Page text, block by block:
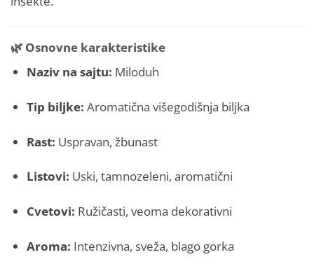
🌿 Osnovne karakteristike
Naziv na sajtu: Miloduh
Tip biljke: Aromatična višegodišnja biljka
Rast: Uspravan, žbunast
Listovi: Uski, tamnozeleni, aromatični
Cvetovi: Ružičasti, veoma dekorativni
Aroma: Intenzivna, sveža, blago gorka